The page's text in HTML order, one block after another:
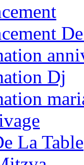
Dj
La Table